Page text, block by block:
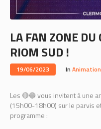
LA FAN ZONE DU
RIOM SUD !
19/06/2023 In Animation
Les 🔴🔵 vous invitent à une
(15h00-18h00) sur le parvis
programme :